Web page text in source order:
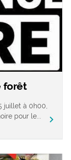
forêt
juillet à 0h00,
pour le...
chevron_right